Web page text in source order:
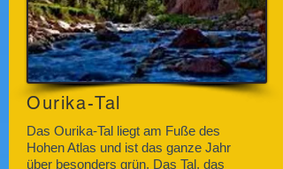
Ourika-Tal
Das Ourika-Tal liegt am Fuße des
Hohen Atlas und ist das ganze Jahr
über besonders grün. Das Tal, das